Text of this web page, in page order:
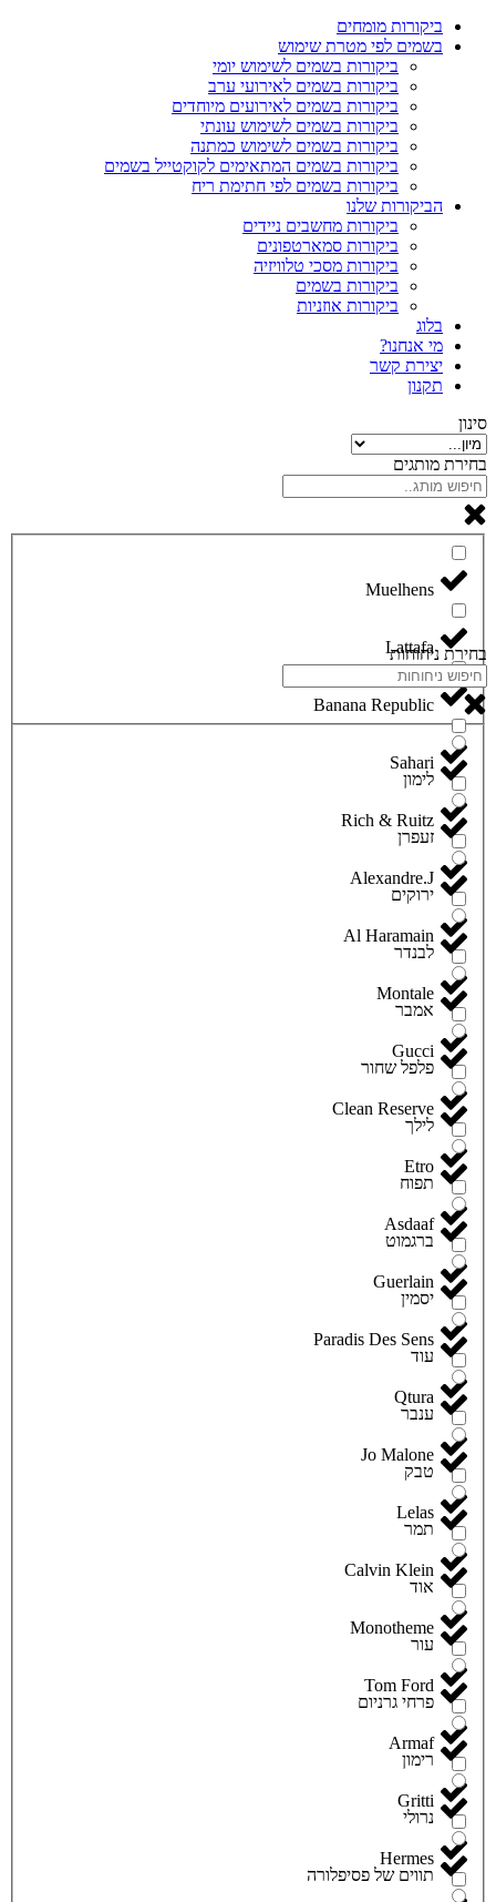
ביקורות מומחים
בשמים לפי מטרת שימוש
ביקורות בשמים לשימוש יומי
ביקורות בשמים לאירועי ערב
ביקורות בשמים לאירועים מיוחדים
ביקורות בשמים לשימוש עונתי
ביקורות בשמים לשימוש כמתנה
ביקורות בשמים המתאימים לקוקטייל בשמים
ביקורות בשמים לפי חתימת ריח
הביקורות שלנו
ביקורות מחשבים ניידים
ביקורות סמארטפונים
ביקורות מסכי טלוויזיה
ביקורות בשמים
ביקורות אוזניות
בלוג
מי אנחנו?
יצירת קשר
תקנון
סינון
בחירת מותגים
Lattafa
Banana Republic
Sahari
Rich & Ruitz
Alexandre.J
Al Haramain
Montale
Gucci
Clean Reserve
Etro
Asdaaf
Guerlain
Paradis Des Sens
Qtura
Jo Malone
Lelas
Calvin Klein
Monotheme
Tom Ford
Armaf
Gritti
Hermes
בחירת ניחוחות
לימון
זעפרן
ירוקים
לבנדר
אמבר
פלפל שחור
לילך
תפוח
ברגמוט
יסמין
עוד
ענבר
טבק
תמר
אוד
עור
פרחי גרניום
רימון
נרולי
תווים של פסיפלורה